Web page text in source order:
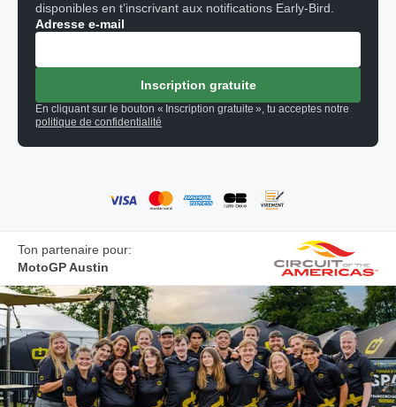
disponibles en t’inscrivant aux notifications Early-Bird.
Adresse e-mail
Inscription gratuite
En cliquant sur le bouton « Inscription gratuite », tu acceptes notre
politique de confidentialité
Ton partenaire pour:
MotoGP Austin